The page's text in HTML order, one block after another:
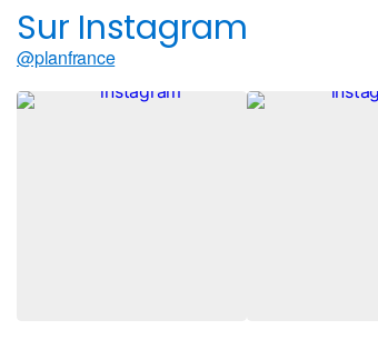
Sur Instagram
@planfrance